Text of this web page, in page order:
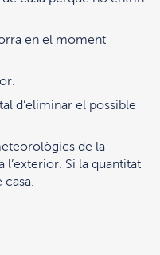
en el moment
d’eliminar el possible
de la
l’exterior. Si la quantitat